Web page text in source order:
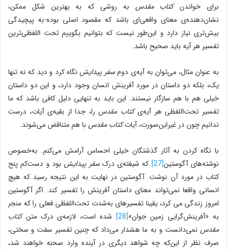
برای خواندنکتاب مقدس به روشی که به بهترین شکل ممکن،
نشان‌دهنده‌ی معنای واقعی‌ای باشد که مقصود اصلی بوده-به پیچیدگی
بیش‌تری نیاز دارد و این‌طور نیست که بتوانیم بگوییم تحت اللفظی‌ترین
تفسیر هر آیه باید صحیح باشد.
به عنوان مثال، می‌توان به آیه‌ی دومسفر پیدایشنگاه کرد و دید که نه تنها
یک، بلکه دو داستان در مورد آفرینش انسان وجود دارد، و این دو داستان
خیلی هم با هم سازگار نیستند. این باید به تنهایی دلیل کافی باشد که ما
تفسیر تحت‌اللفظی هر آیه‌یکتاب مقدس را، جدا از بقیه‌ی آیات، درست
ندانیم چون در غیراین‌صورت، آیاتکتاب مقدس با هم‌ متناقض می‌شوند.
با نگاه کردن به آثار گذشتگان خیلی احساس آرامش می‌کنم. به‌خصوص
نوشته‌های آگوستین[27] که شیفته‌ی درکسفر پیدایشبود و دست‌کم پنج
کتاب در مورد آن نوشت. آگوستین در نهایت به این نتیجه رسید که هیچ
انسانی واقعا نمی‌تواند معنای داستان آفرینش را تفسیر کند. اگر آگوستین
امروز زندگی می کرد، یقینا تفسیرهای به‌شدت تحت‌اللفظی فعلی را که منجر
به «آفرینش‌گرایی زمین جوان»[28] شده است، لازمه‌ی درک متنکتاب
مقدس نمی‌دانست و به ما هشدار می‌داد که چنین تفسیر سفت و سختی،
صرف نظر از این‌که چه شواهد دیگری در آینده وارد صحنه خواهند شد،